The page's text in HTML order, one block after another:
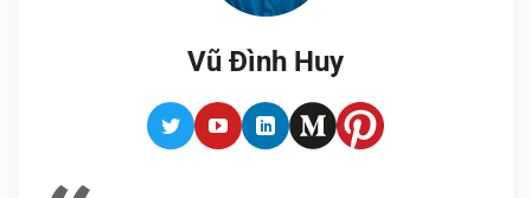
Vũ Đình Huy
TwitterYoutubeLinkedInMediumPinterest